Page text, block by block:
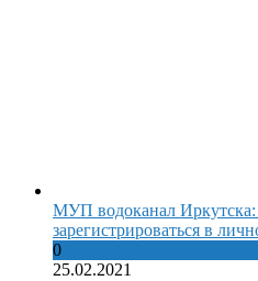
МУП водоканал Иркутска:
зарегистрироваться в
0
25.02.2021